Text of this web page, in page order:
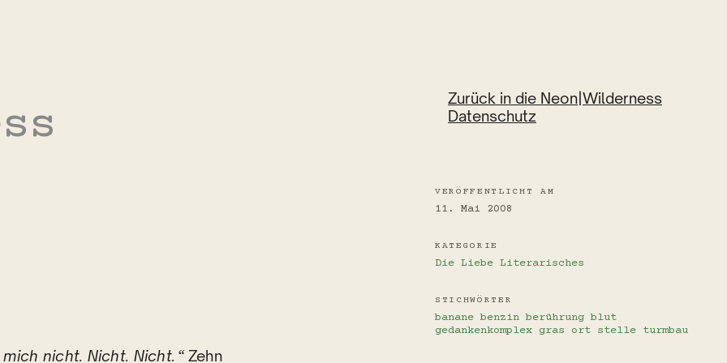
Zurück in die Neon|Wilderness
Datenschutz
nicht. Nicht. Nicht.“Zehn
VERÖFFENTLICHT AM
11. Mai 2008
KATEGORIE
Die Liebe Literarisches
STICHWÖRTER
banane benzin berührung blut
gedankenkomplex gras ort stelle turmbau